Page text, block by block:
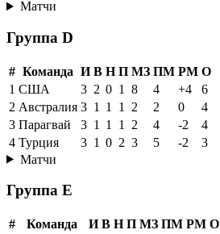
Матчи
Группа D
# Команда И В Н П МЗ ПМ РМ О
1 США 3 2 0 1 8 4 +4
6
2 Австралия 3 1 1 1 2 2 0
4
3 Парагвай 3 1 1 1 2 4 -2
4
4 Турция 3 1 0 2 3 5 -2
3
Матчи
Группа E
# Команда И В Н П МЗ ПМ РМ О